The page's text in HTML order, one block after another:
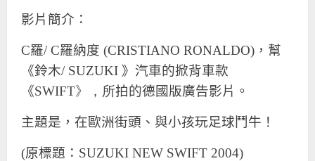
影片簡介：
C羅/ C羅納度 (CRISTIANO RONALDO)，幫
《鈴木/ SUZUKI 》汽車的掀背車款
《SWIFT》，所拍的德國版廣告影片。
主題是，在歐洲街頭、與小孩玩足球鬥牛！
(原標題：SUZUKI NEW SWIFT 2004)